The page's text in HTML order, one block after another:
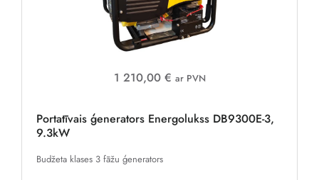
1 210,00 € ar PVN
Portatīvais ģenerators Energolukss DB9300E-3,
9.3kW
Budžeta klases 3 fāžu ģenerators